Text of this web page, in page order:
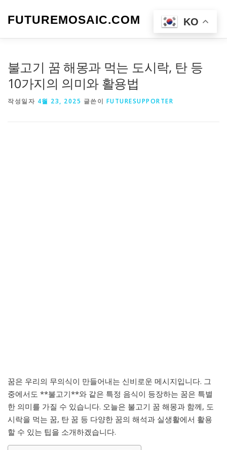
FUTUREMOSAIC.COM 메뉴
불고기 꿈 해몽과 먹는 도시락, 탄 등
10가지의 의미와 활용법
작성일자 4월 23, 2025 글쓴이 FUTURESUPPORTER
꿈은 우리의 무의식이 만들어내는 신비로운 메시지입니다. 그
중에서도 **불고기**와 같은 특정 음식이 등장하는 꿈은 특별
한 의미를 가질 수 있습니다. 오늘은 불고기 꿈 해몽과 함께, 도
시락을 먹는 꿈, 탄 꿈 등 다양한 꿈의 해석과 실생활에서 활용
할 수 있는 팁을 소개하겠습니다.
KO